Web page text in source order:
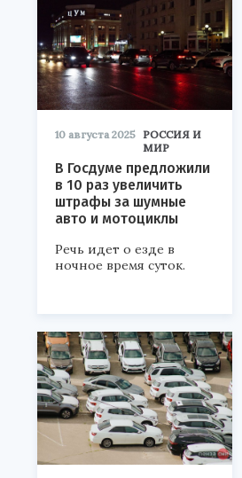
10 августа 2025 РОССИЯ И
МИР
В Госдуме предложили
в 10 раз увеличить
штрафы за шумные
авто и мотоциклы
Речь идет о езде в
ночное время суток.